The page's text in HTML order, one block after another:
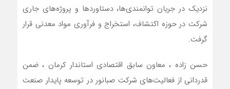
نزدیک در جریان توانمندی‌ها، دستاوردها و پروژه‌های جاری
شرکت در حوزه اکتشاف، استخراج و فرآوری مواد معدنی قرار
گرفت.
حسن زاده ، معاون سابق اقتصادی استاندار کرمان ، ضمن
قدردانی از فعالیت‌های شرکت صبانور در توسعه پایدار صنعت